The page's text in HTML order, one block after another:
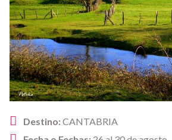
Destino:CANTABRIA